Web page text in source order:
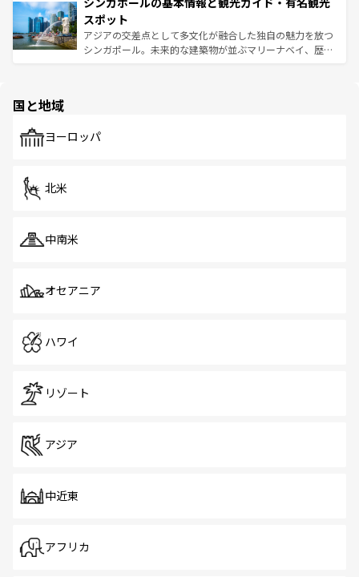
が待っている。親しみやすいタイの人々、仏教を中心とし
た文化、そして多様な観光資源が、訪れる旅人を魅了し続
ける。 なお、新着のタイ情報はコンテンツ一覧を参照して
み、どこを訪れても感動するはず。観光スポットが密集し
ており、効率よく見どころを回れるのも魅力。息をのむよ
うな絶景から文化的な体験まで、香港を存分に楽しみ尽く
そう。 なお、新着の香港情報はコンテンツ一覧を参照して
スポット
アジアの交差点として多文化が融合した独自の魅力を放つ
シンガポール。未来的な建築物が並ぶマリーナベイ、歴史
で、ホーカーズは地元の風情を楽しめる外せないスポット
国と地域
ヨーロッパ
北米
中南米
オセアニア
ハワイ
リゾート
アジア
中近東
アフリカ